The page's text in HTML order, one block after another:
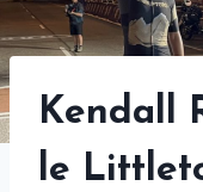
Kendall
le